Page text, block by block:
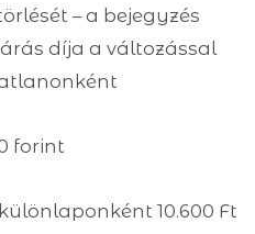
– a bejegyzés
díja a változással
forint
10.600 Ft